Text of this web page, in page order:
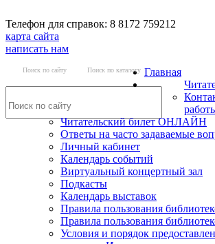
Телефон для справок: 8 8172 759212
карта сайта
написать нам
Поиск по сайту Поиск по каталогу Главная
Читательский билет ОНЛАЙН
Ответы на часто задаваемые
Личный кабинет
Календарь событий
Виртуальный концертный зал
Подкасты
Календарь выставок
Правила пользования
Правила пользования
Условия и порядок